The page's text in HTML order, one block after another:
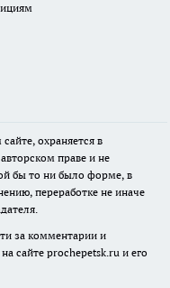
охраняется в
праве и не
бы то ни было форме, в
переработке не иначе
за комментарии и
сайте prochepetsk.ru и его